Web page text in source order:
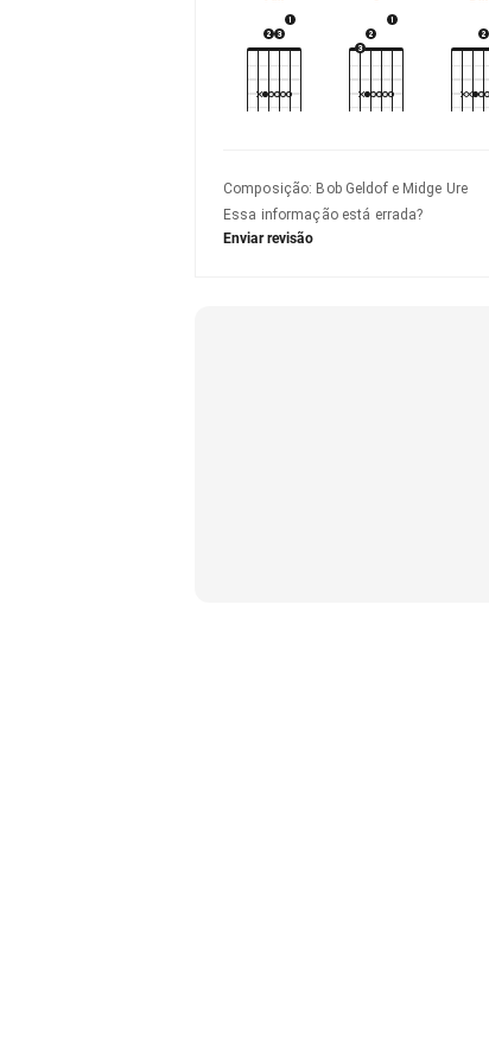
Composição: Bob Geldof e Midge Ure
Essa informação está errada?
Enviar revisão